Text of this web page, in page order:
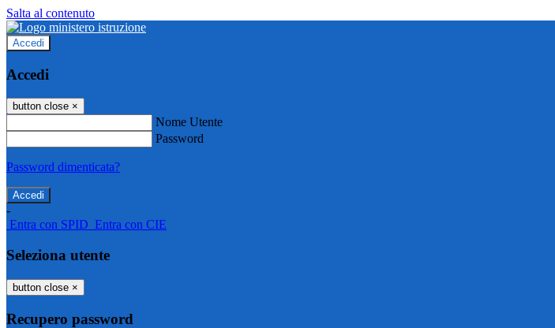
Salta al contenuto
Accedi
Accedi
button close ×
Nome Utente
Password
Password dimenticata?
-
Entra con SPID Entra con CIE
Seleziona utente
button close ×
Recupero password